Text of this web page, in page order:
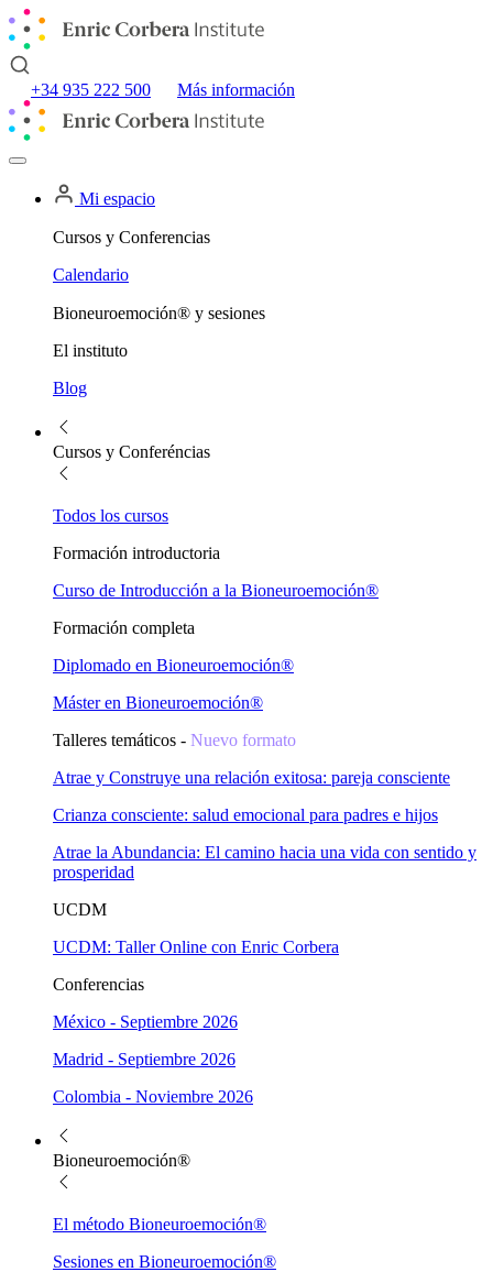
+34 935 222 500 Más información
Mi espacio
Cursos y Conferencias
Calendario
Bioneuroemoción® y sesiones
El instituto
Blog
Cursos y Conferéncias
Todos los cursos
Formación introductoria
Curso de Introducción a la Bioneuroemoción®
Formación completa
Diplomado en Bioneuroemoción®
Máster en Bioneuroemoción®
Talleres temáticos - Nuevo formato
Atrae y Construye una relación exitosa: pareja consciente
Crianza consciente: salud emocional para padres e hijos
Atrae la Abundancia: El camino hacia una vida con sentido y
prosperidad
UCDM
UCDM: Taller Online con Enric Corbera
Conferencias
México - Septiembre 2026
Madrid - Septiembre 2026
Colombia - Noviembre 2026
Bioneuroemoción®
El método Bioneuroemoción®
Sesiones en Bioneuroemoción®